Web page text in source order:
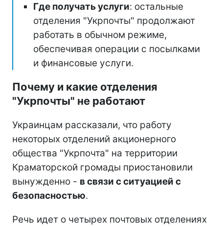
Где получать услуги: остальные
отделения "Укрпочты" продолжают
работать в обычном режиме,
обеспечивая операции с посылками
и финансовые услуги.
Почему и какие отделения
"Укрпочты" не работают
Украинцам рассказали, что работу
некоторых отделений акционерного
общества "Укрпочта" на территории
Краматорской громады приостановили
вынужденно - в связи с ситуацией с
безопасностью.
Речь идет о четырех почтовых отделениях